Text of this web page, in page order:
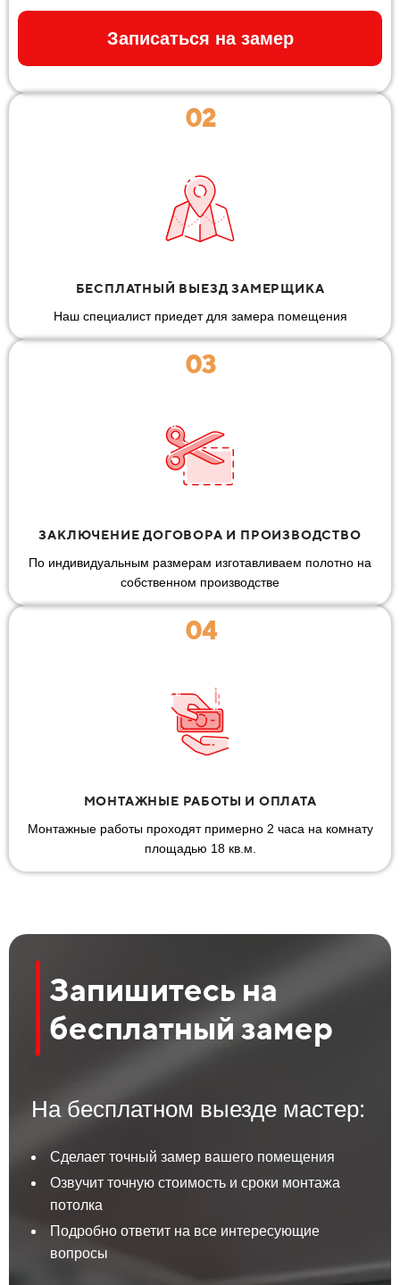
Записаться на замер
02
БЕСПЛАТНЫЙ ВЫЕЗД ЗАМЕРЩИКА
Наш специалист приедет для замера помещения
03
ЗАКЛЮЧЕНИЕ ДОГОВОРА И ПРОИЗВОДСТВО
По индивидуальным размерам изготавливаем полотно на
собственном производстве
04
МОНТАЖНЫЕ РАБОТЫ И ОПЛАТА
Монтажные работы проходят примерно 2 часа на комнату
площадью 18 кв.м.
Запишитесь на
бесплатный замер
На бесплатном выезде мастер:
Сделает точный замер вашего помещения
Озвучит точную стоимость и сроки монтажа
потолка
Подробно ответит на все интересующие
вопросы